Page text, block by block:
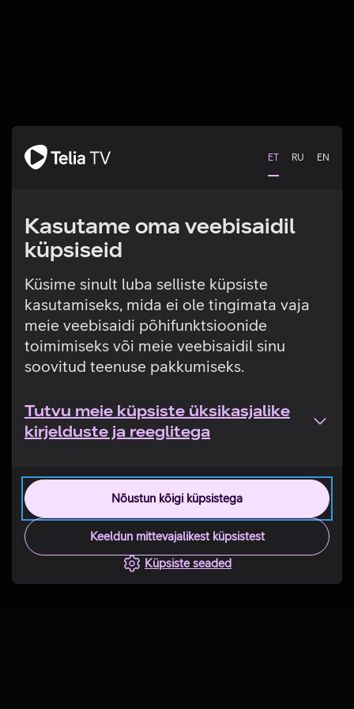
ET RU EN
Kasutame oma veebisaidil
küpsiseid
Küsime sinult luba selliste küpsiste
kasutamiseks, mida ei ole tingimata vaja
meie veebisaidi põhifunktsioonide
toimimiseks või meie veebisaidil sinu
soovitud teenuse pakkumiseks.
Tutvu meie küpsiste üksikasjalike
kirjelduste ja reeglitega
Nõustun kõigi küpsistega
Keeldun mittevajalikest küpsistest
Küpsiste seaded
Tehniline viga